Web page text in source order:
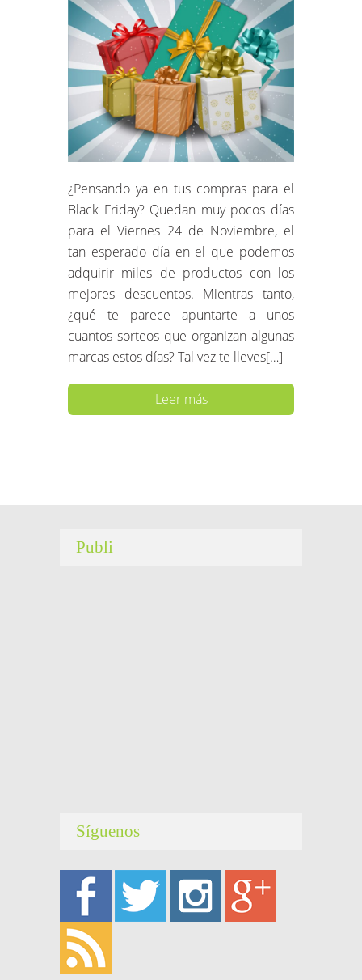
¿Pensando ya en tus compras para el
Black Friday? Quedan muy pocos días
para el Viernes 24 de Noviembre, el
tan esperado día en el que podemos
adquirir miles de productos con los
mejores descuentos. Mientras tanto,
¿qué te parece apuntarte a unos
cuantos sorteos que organizan algunas
marcas estos días? Tal vez te lleves[…]
Leer más
Publi
Síguenos